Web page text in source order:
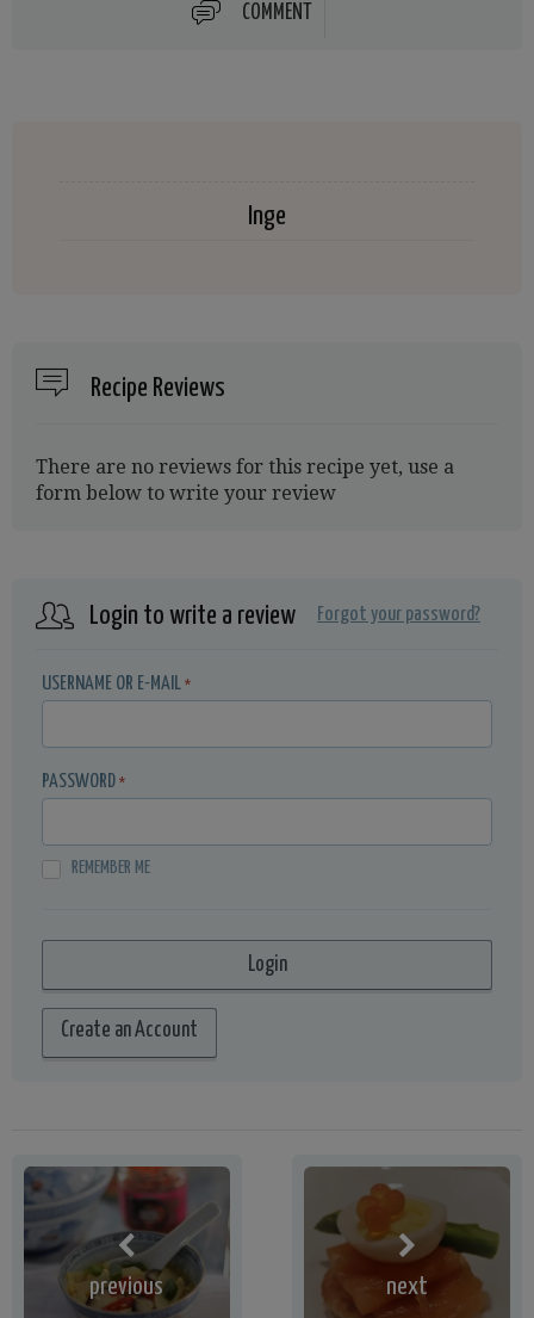
COMMENT
Inge
Recipe Reviews
There are no reviews for this recipe yet, use a
form below to write your review
Login to write a review Forgot your password?
USERNAME OR E-MAIL *
PASSWORD *
REMEMBER ME
Create an Account
previous next